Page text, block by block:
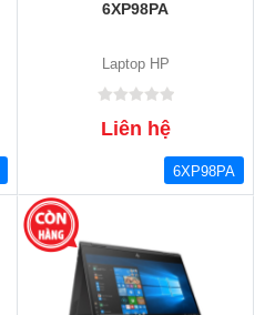
6XP98PA
Laptop HP
Liên hệ
6XP98PA